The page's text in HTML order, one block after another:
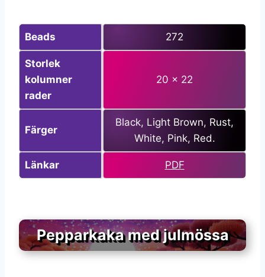
Beads 272
Storlek
kolumner
rader
20 x 22
Färger
Black, Light Brown, Rust,
White, Pink, Red.
Länkar PDF
Pepparkaka med julmössa